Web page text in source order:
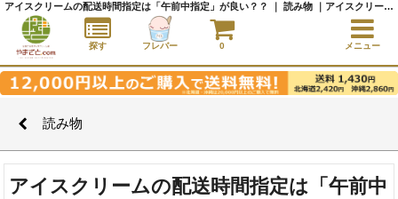
読み物
アイスクリームの配送時間指定は「午前中
アイスクリームの配送時間指定は「午前中指定」が良い？？ ｜ 読み物 ｜アイスクリーム通販サイト｜アイスクリームギフト│全国にご当地アイスをお届け - やまざと.com
探す フレバー 0 メニュー